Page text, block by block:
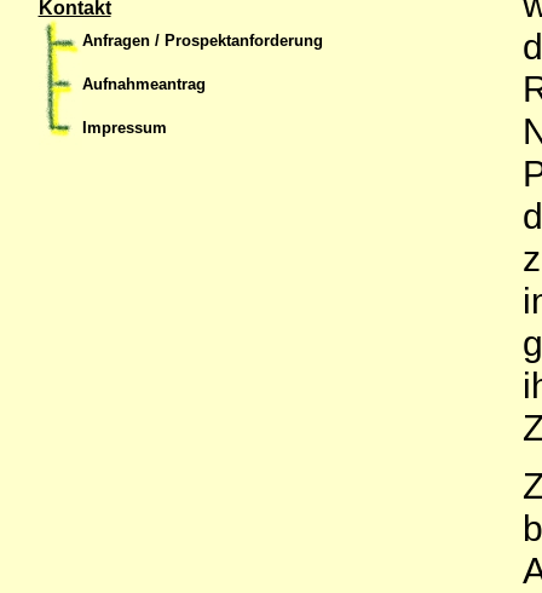
Kontakt
Anfragen / Prospektanforderung
Aufnahmeantrag
Impressum